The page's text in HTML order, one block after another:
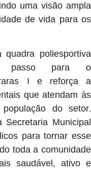
uma visão ampla
de vida para os
poliesportiva
passo para o
I e reforça a
que atendam às
do setor.
Municipal
para tornar esse
toda a comunidade
saudável, ativo e